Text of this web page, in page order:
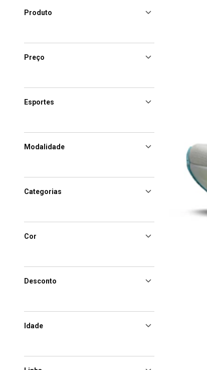
Produto
Preço
Esportes
Modalidade
Categorias
Cor
Desconto
Idade